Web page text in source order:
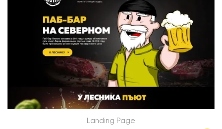
Landing Page